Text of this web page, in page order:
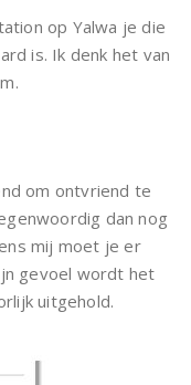
op Yalwa je die
is. Ik denk het van
om ontvriend te
dan nog
mij moet je er
gevoel wordt het
uitgehold.